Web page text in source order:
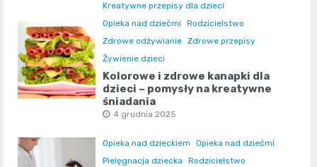
Kreatywne przepisy dla dzieci
Opieka nad dziećmi
Rodzicielstwo
Zdrowe odżywianie Zdrowe przepisy
Żywienie dzieci
Kolorowe i zdrowe kanapki dla
dzieci – pomysły na kreatywne
śniadania
4 grudnia 2025
Opieka nad dzieckiem
Opieka nad dziećmi
Pielęgnacja dziecka
Rodzicielstwo